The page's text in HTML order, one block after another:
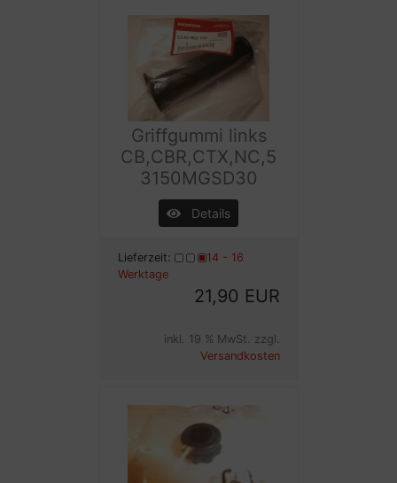
Griffgummi links
CB,CBR,CTX,NC,5
3150MGSD30
Details
Lieferzeit:
14 - 16
Werktage
21,90 EUR
inkl. 19 % MwSt. zzgl.
Versandkosten